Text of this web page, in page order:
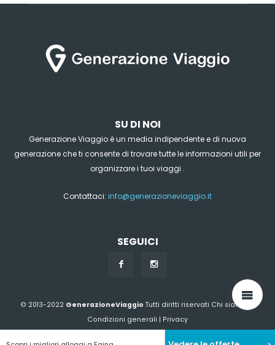
SU DI NOI
Generazione Viaggio è un media indipendente e di nuova
generazione che ti consente di trovare tutte le informazioni utili per
organizzare i tuoi viaggi .
Contattaci: info@generazioneviaggio.it
SEGUICI
© 2013-2022 GenerazioneViaggio Tutti diritti riservati Chi siamo?
Condizioni generali | Privacy